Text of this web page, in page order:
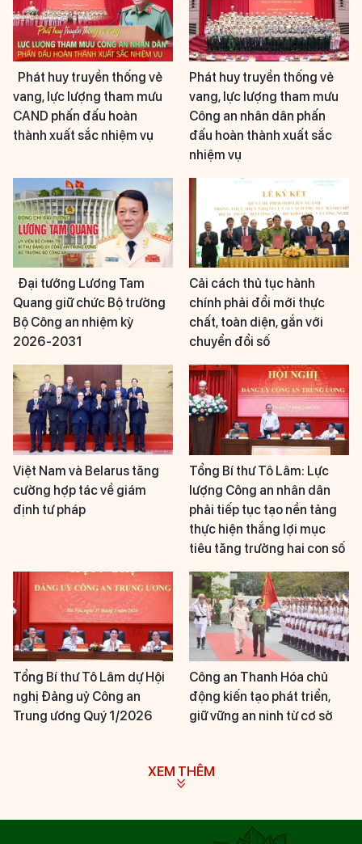
Phát huy truyền thống vẻ
vang, lực lượng tham mưu
CAND phấn đấu hoàn
thành xuất sắc nhiệm vụ
Phát huy truyền thống vẻ
vang, lực lượng tham mưu
Công an nhân dân phấn
đấu hoàn thành xuất sắc
nhiệm vụ
Đại tướng Lương Tam
Quang giữ chức Bộ trưởng
Bộ Công an nhiệm kỳ
2026-2031
Cải cách thủ tục hành
chính phải đổi mới thực
chất, toàn diện, gắn với
chuyển đổi số
Việt Nam và Belarus tăng
cường hợp tác về giám
định tư pháp
Tổng Bí thư Tô Lâm: Lực
lượng Công an nhân dân
phải tiếp tục tạo nền tảng
thực hiện thắng lợi mục
tiêu tăng trưởng hai con số
Tổng Bí thư Tô Lâm dự Hội
nghị Đảng uỷ Công an
Trung ương Quý 1/2026
Công an Thanh Hóa chủ
động kiến tạo phát triển,
giữ vững an ninh từ cơ sở
XEM THÊM